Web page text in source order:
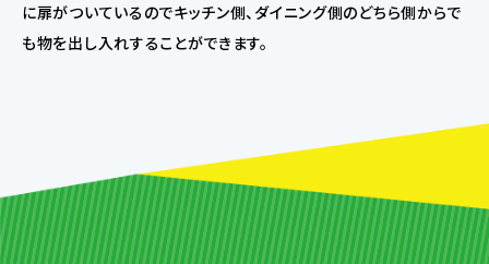
に扉がついているのでキッチン側、ダイニング側のどちら側からで
も物を出し入れすることができます。